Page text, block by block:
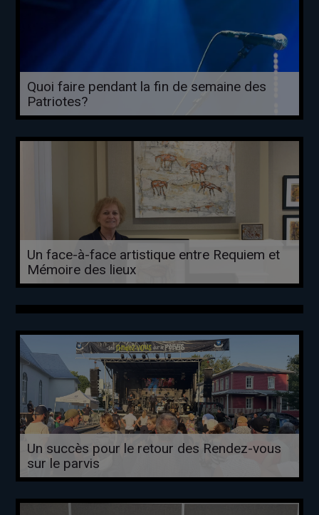
Quoi faire pendant la fin de semaine des
Patriotes?
Un face-à-face artistique entre Requiem et
Mémoire des lieux
Un succès pour le retour des Rendez-vous
sur le parvis